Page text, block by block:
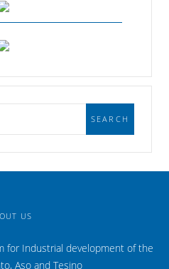
US
for Industrial development of the
Aso and Tesino